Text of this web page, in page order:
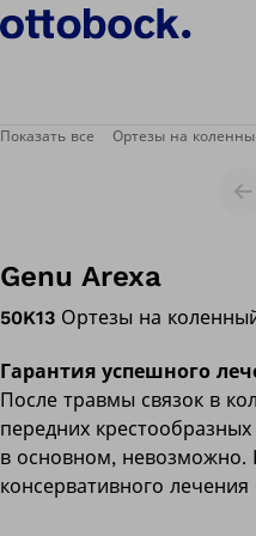
Показать все Ортезы на
Genu Arexa
50K13 Ортезы на
Гарантия успешного
После травмы связок в
передних
в основном, невозможно.
консервативного